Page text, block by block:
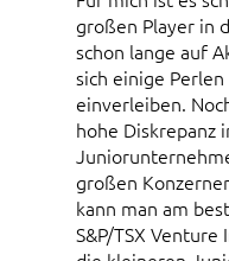
großen Player in
schon lange auf
sich einige
einverleiben.
hohe Diskrepanz
großen
kann man am
S&P/TSX